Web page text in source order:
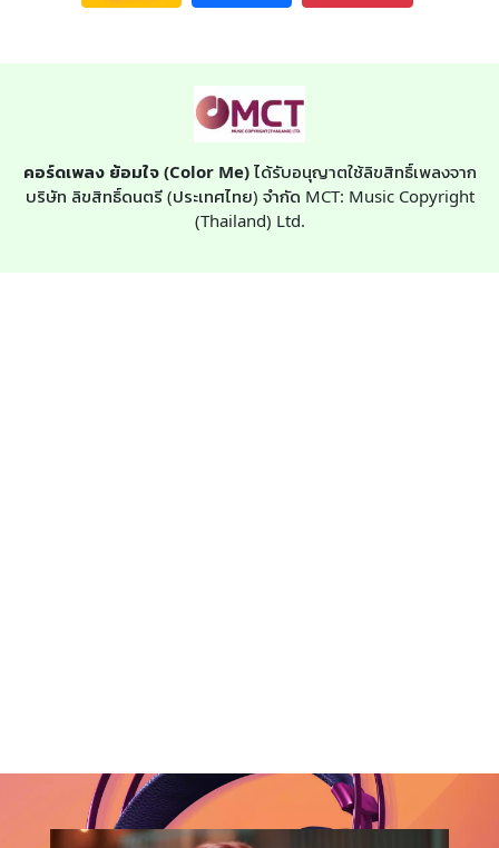
คอร์ดเพลง ย้อมใจ (Color Me)ได้รับอนุญาตใช้ลิขสิทธิ์เพลงจาก
บริษัท ลิขสิทธิ์ดนตรี (ประเทศไทย) จำกัด MCT: Music Copyright
(Thailand) Ltd.